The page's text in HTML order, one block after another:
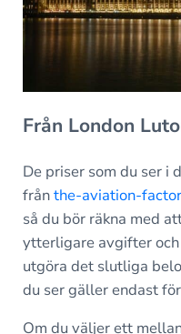
Från London
De priser som du ser i
frånthe-aviation-
så du bör räkna med
ytterligare avgifter
utgöra det slutliga
du ser gäller endast
Om du väljer ett